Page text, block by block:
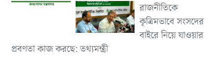
রাজনীতিকে
কৃত্রিমভাবে সংসদের
বাইরে নিয়ে যাওয়ার
প্রবণতা কাজ করছে: তথ্যমন্ত্রী